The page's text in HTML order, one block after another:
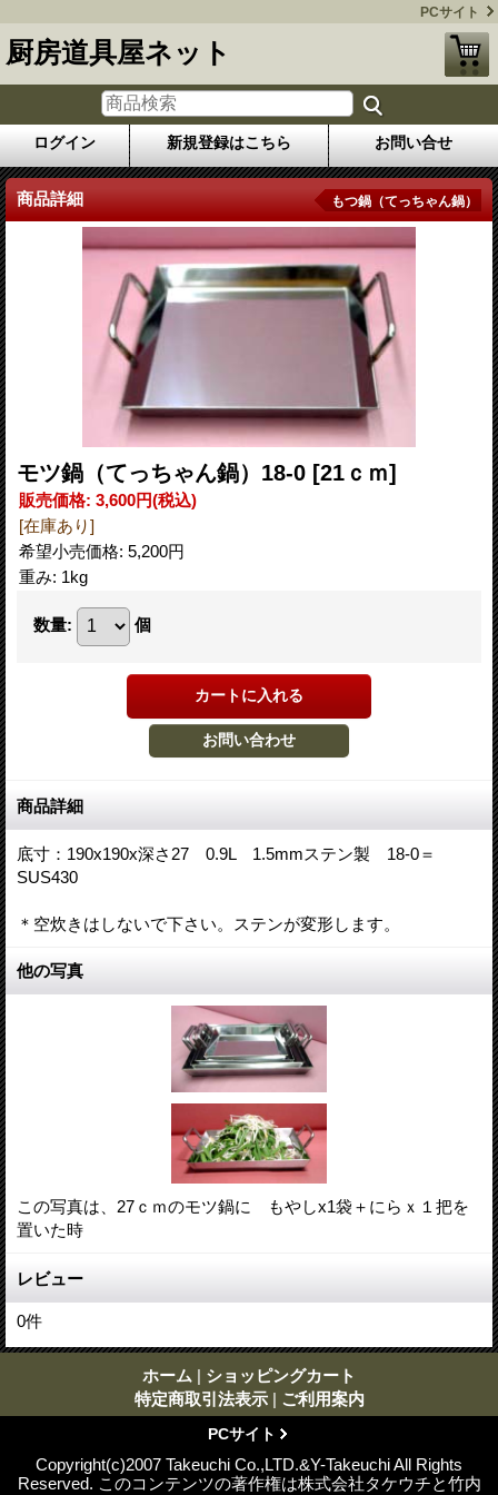
PCサイト
厨房道具屋ネット
ログイン 新規登録はこちら お問い合せ
商品詳細 もつ鍋（てっちゃん鍋）
モツ鍋（てっちゃん鍋）18-0 [21ｃｍ]
販売価格: 3,600円(税込)
[在庫あり]
希望小売価格: 5,200円
重み: 1kg
数量: 個
商品詳細
底寸：190x190x深さ27 0.9L 1.5mmステン製 18-0＝
SUS430
＊空炊きはしないで下さい。ステンが変形します。
他の写真
この写真は、27ｃｍのモツ鍋に もやしx1袋＋にらｘ１把を
置いた時
レビュー
0件
ホーム | ショッピングカート
特定商取引法表示 | ご利用案内
PCサイト
Copyright(c)2007 Takeuchi Co.,LTD.&Y-Takeuchi All Rights
Reserved. このコンテンツの著作権は株式会社タケウチと竹内